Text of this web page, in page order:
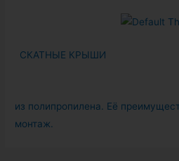
СКАТНЫЕ КРЫШИ
из полипропилена. Её
монтаж.